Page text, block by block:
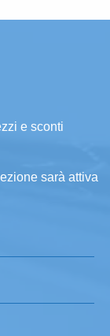
e sconti
sarà attiva